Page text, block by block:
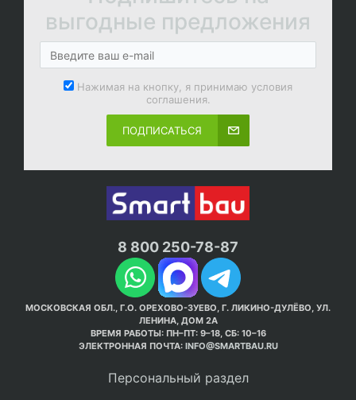
выгодные предложения
Нажимая на кнопку, я принимаю условия
соглашения.
ПОДПИСАТЬСЯ
8 800 250-78-87
МОСКОВСКАЯ ОБЛ., Г.О. ОРЕХОВО-ЗУЕВО, Г. ЛИКИНО-ДУЛЁВО, УЛ.
ЛЕНИНА, ДОМ 2А
ВРЕМЯ РАБОТЫ: ПН–ПТ: 9–18, СБ: 10–16
ЭЛЕКТРОННАЯ ПОЧТА: INFO@SMARTBAU.RU
Персональный раздел